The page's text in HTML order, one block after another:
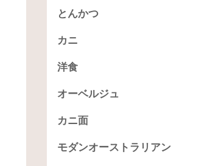
とんかつ
カニ
洋食
オーベルジュ
カニ面
モダンオーストラリアン